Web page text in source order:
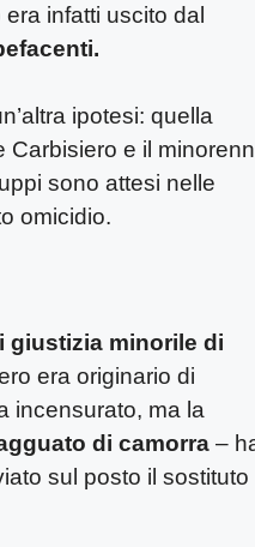
infatti uscito dal
ipotesi: quella
Carbisiero e il
sono attesi nelle
omicidio.
giustizia minorile di
era originario di
incensurato, ma la
di camorra –
sul posto il sostituto